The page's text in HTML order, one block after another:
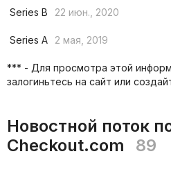
Series B
22 июн., 2020
Series A
2 мая, 2019
*** - Для просмотра этой
залогиньтесь на сайт или
Новостной поток
Checkout.com
89